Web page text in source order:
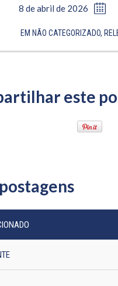
8 de abril de 2026
EM NÃO CATEGORIZADO,
este